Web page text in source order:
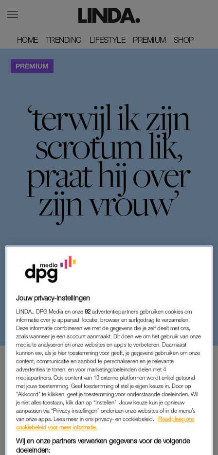
HOME
HOME TRENDING
TRENDING LIFESTYLE
LIFESTYLE PREMIUM
PREMIUM SHOP
SHOP
AMBER: ‘HIJ WIL AL JAREN
NAAR EEN PARENCLUB, MAAR
ZIJN VROUW NIET. DAAROM
MOET IK HEM BEGELEIDEN’
doorAmber
PREMIUM
LEES VERDER MET
PREMIUM
Jouw privacy-instellingen
LINDA., DPG Media en onze92 advertentiepartners gebruiken cookies om
informatie over je apparaat, locatie, browser en surfgedrag te verzamelen.
Deze informatie combineren we met de gegevens die je zelf deelt met ons,
zoals wanneer je een account aanmaakt. Dit doen we om het gebruik van onze
media te analyseren en onze websites en apps te verbeteren. Daarnaast
kunnen we, als je hier toestemming voor geeft, je gegevens gebruiken om onze
content, communicatie en aanbod te personaliseren en je relevante
advertenties te tonen, en voor marketingdoeleinden delen met 4
mediapartners. Ook content van 13 externe platformen wordt enkel getoond
met jouw toestemming. Geef toestemming of stel je eigen keuze in. Door op
"Akkoord" te klikken, geef je toestemming voor onderstaande doeleinden. Wil
je niet alles toestaan, klik dan op “Instellen”. Jouw keuze kun je opnieuw
aanpassen via “Privacy-instellingen” onderaan onze websites of in de menu’s
van onze apps. Lees meer in ons privacy- en cookiebeleid.
Raadpleeg ons
cookiebeleid voor meer informatie.
Wij en onze partners verwerken gegevens voor de volgende
doeleinden: